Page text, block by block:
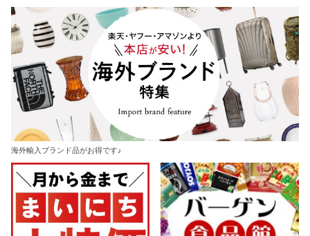
海外輸入ブランド品がお得です♪